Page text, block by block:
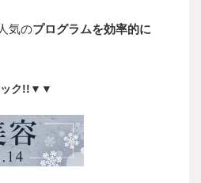
気のプログラムを効率的に
ック!!▼▼